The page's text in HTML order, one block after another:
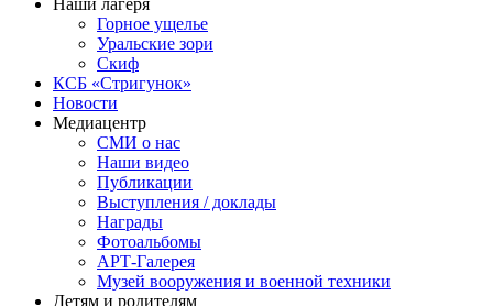
Горное ущелье
Уральские зори
Скиф
КСБ «Стригунок»
Новости
Медиацентр
СМИ о нас
Наши видео
Публикации
Выступления / доклады
Награды
Фотоальбомы
АРТ-Галерея
Музей вооружения и военной техники
Детям и родителям